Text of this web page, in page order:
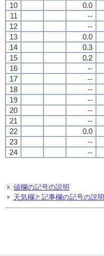
10
0.0
11
--
12
--
13
0.0
14
0.3
15
0.2
16
--
17
--
18
--
19
--
20
--
21
--
22
0.0
23
--
24
--
値欄の記号の説明
天気欄と記事欄の記号の説明